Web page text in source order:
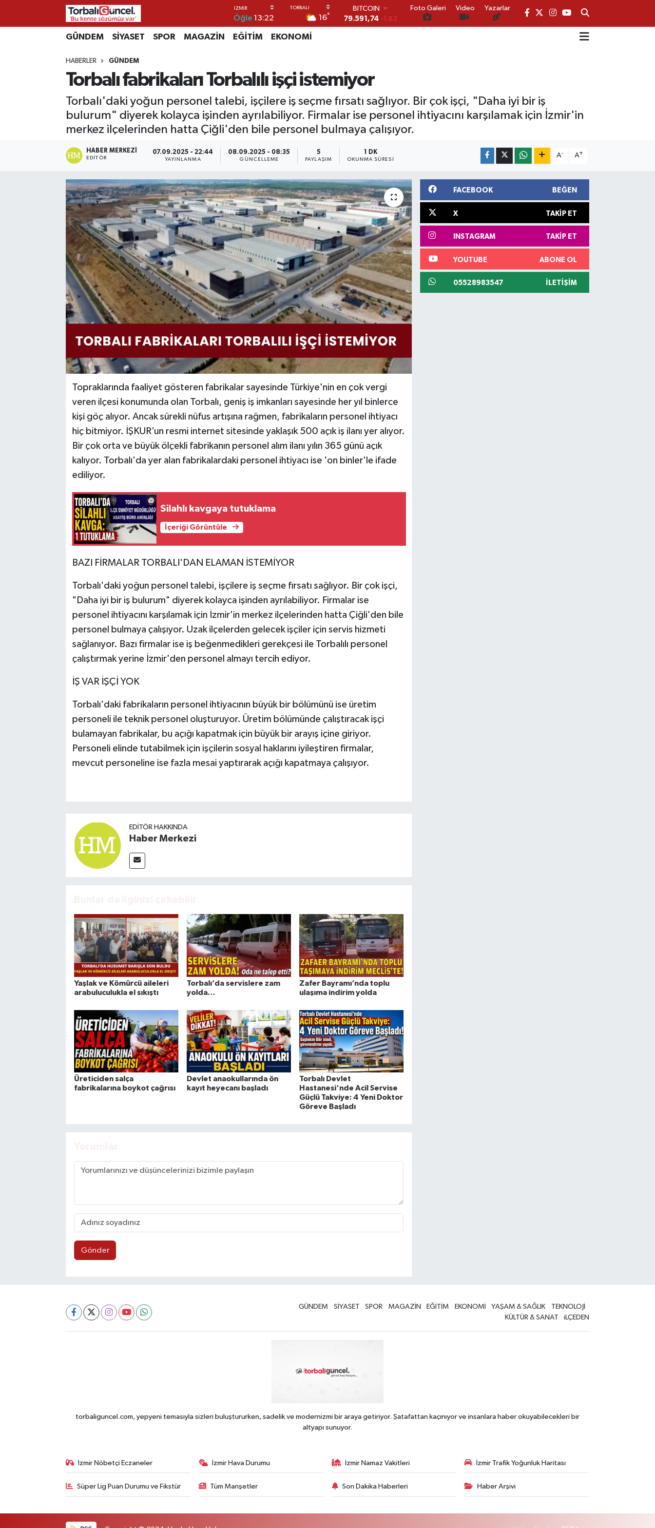
Öğle 13:22 16°
DOLAR
45,43620 0.02
EURO
6862,09000
14.598,00 0
BITCOIN
79.591,74 -1.82
Foto Galeri Video Yazarlar
GÜNDEM SİYASET SPOR MAGAZİN EĞİTİM EKONOMİ
HABERLER GÜNDEM
Torbalı fabrikaları Torbalılı işçi istemiyor
Torbalı'daki yoğun personel talebi, işçilere iş seçme fırsatı sağlıyor. Bir çok işçi, "Daha iyi bir iş
bulurum" diyerek kolayca işinden ayrılabiliyor. Firmalar ise personel ihtiyacını karşılamak için İzmir'in
merkez ilçelerinden hatta Çiğli'den bile personel bulmaya çalışıyor.
HABER MERKEZI
EDITÖR
07.09.2025 - 22:44
YAYINLANMA
08.09.2025 - 08:35
GÜNCELLEME
5
PAYLAŞIM
1 DK
OKUNMA SÜRESI
A- A+
Topraklarında faaliyet gösteren fabrikalar sayesinde Türkiye'nin en çok vergi
veren ilçesi konumunda olan Torbalı, geniş iş imkanları sayesinde her yıl binlerce
kişi göç alıyor. Ancak sürekli nüfus artışına rağmen, fabrikaların personel ihtiyacı
hiç bitmiyor. İŞKUR’un resmi internet sitesinde yaklaşık 500 açık iş ilanı yer alıyor.
Bir çok orta ve büyük ölçekli fabrikanın personel alım ilanı yılın 365 günü açık
kalıyor. Torbalı'da yer alan fabrikalardaki personel ihtiyacı ise 'on binler'le ifade
ediliyor.
Silahlı kavgaya tutuklama
İçeriği Görüntüle
BAZI FİRMALAR TORBALI'DAN ELAMAN İSTEMİYOR
Torbalı'daki yoğun personel talebi, işçilere iş seçme fırsatı sağlıyor. Bir çok işçi,
"Daha iyi bir iş bulurum" diyerek kolayca işinden ayrılabiliyor. Firmalar ise
personel ihtiyacını karşılamak için İzmir'in merkez ilçelerinden hatta Çiğli'den bile
personel bulmaya çalışıyor. Uzak ilçelerden gelecek işçiler için servis hizmeti
sağlanıyor. Bazı firmalar ise iş beğenmedikleri gerekçesi ile Torbalılı personel
çalıştırmak yerine İzmir'den personel almayı tercih ediyor.
İŞ VAR İŞÇİ YOK
Torbalı'daki fabrikaların personel ihtiyacının büyük bir bölümünü ise üretim
personeli ile teknik personel oluşturuyor. Üretim bölümünde çalıştıracak işçi
bulamayan fabrikalar, bu açığı kapatmak için büyük bir arayış içine giriyor.
Personeli elinde tutabilmek için işçilerin sosyal haklarını iyileştiren firmalar,
mevcut personeline ise fazla mesai yaptırarak açığı kapatmaya çalışıyor.
EDITÖR HAKKINDA
Haber Merkezi
Yaşlak ve Kömürcü aileleri
arabuluculukla el sıkıştı
Torbalı’da servislere zam
yolda…
Zafer Bayramı’nda toplu
ulaşıma indirim yolda
Üreticiden salça
fabrikalarına boykot çağrısı
Devlet anaokullarında ön
kayıt heyecanı başladı
Torbalı Devlet
Hastanesi'nde Acil Servise
Güçlü Takviye: 4 Yeni Doktor
Göreve Başladı
Gönder
FACEBOOK BEĞEN
X TAKIP ET
INSTAGRAM TAKIP ET
YOUTUBE ABONE OL
05528983547 İLETIŞIM
GÜNDEM SİYASET SPOR MAGAZİN EĞİTİM EKONOMİ YAŞAM & SAĞLIK
TEKNOLOJİ
KÜLTÜR & SANAT
iLÇEDEN
torbaliguncel.com, yepyeni temasıyla sizleri buluştururken, sadelik ve modernizmi bir araya getiriyor. Şatafattan kaçınıyor ve insanlara haber okuyabilecekleri bir
altyapı sunuyor.
İzmir Nöbetçi Eczaneler İzmir Hava Durumu İzmir Namaz Vakitleri İzmir Trafik Yoğunluk Haritası
Süper Lig Puan Durumu ve Fikstür Tüm Manşetler Son Dakika Haberleri Haber Arşivi
İzmir Nöbetçi Eczaneler
İzmir Hava Durumu
İzmir Namaz Vakitleri
İzmir Trafik Yoğunluk Haritası
Süper Lig Puan Durumu ve Fikstür
Tüm Manşetler
Son Dakika Haberleri
Haber Arşivi